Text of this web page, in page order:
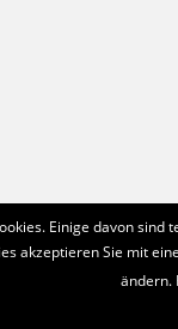
Einige davon sind
akzeptieren Sie mit
ändern.